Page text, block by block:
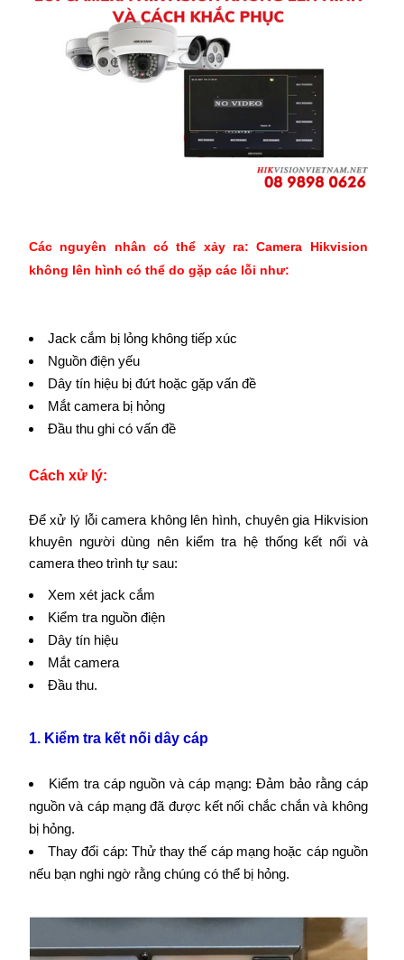
Các nguyên nhân có thể xảy ra: Camera Hikvision
không lên hình có thể do gặp các lỗi như:
Jack cắm bị lỏng không tiếp xúc
Nguồn điện yếu
Dây tín hiệu bị đứt hoặc gặp vấn đề
Mắt camera bị hỏng
Đầu thu ghi có vấn đề
Cách xử lý:
Để xử lý lỗi camera không lên hình, chuyên gia Hikvision
khuyên người dùng nên kiểm tra hệ thống kết nối và
camera theo trình tự sau:
Xem xét jack cắm
Kiểm tra nguồn điện
Dây tín hiệu
Mắt camera
Đầu thu.
1. Kiểm tra kết nối dây cáp
Kiểm tra cáp nguồn và cáp mạng: Đảm bảo rằng cáp
nguồn và cáp mạng đã được kết nối chắc chắn và không
bị hỏng.
Thay đổi cáp: Thử thay thế cáp mạng hoặc cáp nguồn
nếu bạn nghi ngờ rằng chúng có thể bị hỏng.